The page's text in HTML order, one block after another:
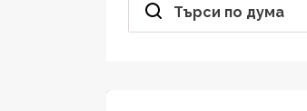
Търси по дума